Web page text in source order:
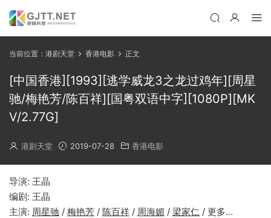
当前位置： 港剧天堂 香港电影 正文
[中国香港][1993][逃学威龙3之龙过鸡年][周星
驰/梅艳芳/陈百祥][国粤双语中字][1080P][MK
V/2.77G]
港剧天堂 2019-07-28 香港电影
导演: 王晶
编剧: 王晶
主演: 周星驰 / 梅艳芳 / 陈百祥 / 周海媚 / 梁家仁 / 更多…